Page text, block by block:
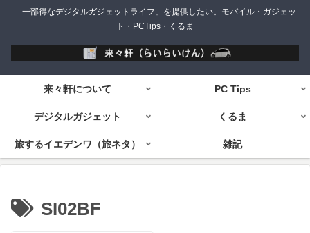
「一部得なデジタルガジェットライフ」を提供したい。モバイル・ガジェッ
ト・PCTips・くるま
来々軒について PC Tips
デジタルガジェット くるま
旅するイエデンワ（旅ネタ） 雑記
SI02BF